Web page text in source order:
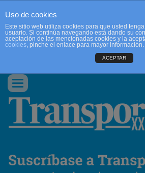
CONTACTO
Conmutar
navegación
Uso de cookies
Este sitio web utiliza cookies para que usted
usuario. Si continúa navegando está dando su
aceptación de las mencionadas cookies y la
cookies, pinche el enlace para mayor información.
ACEPTAR